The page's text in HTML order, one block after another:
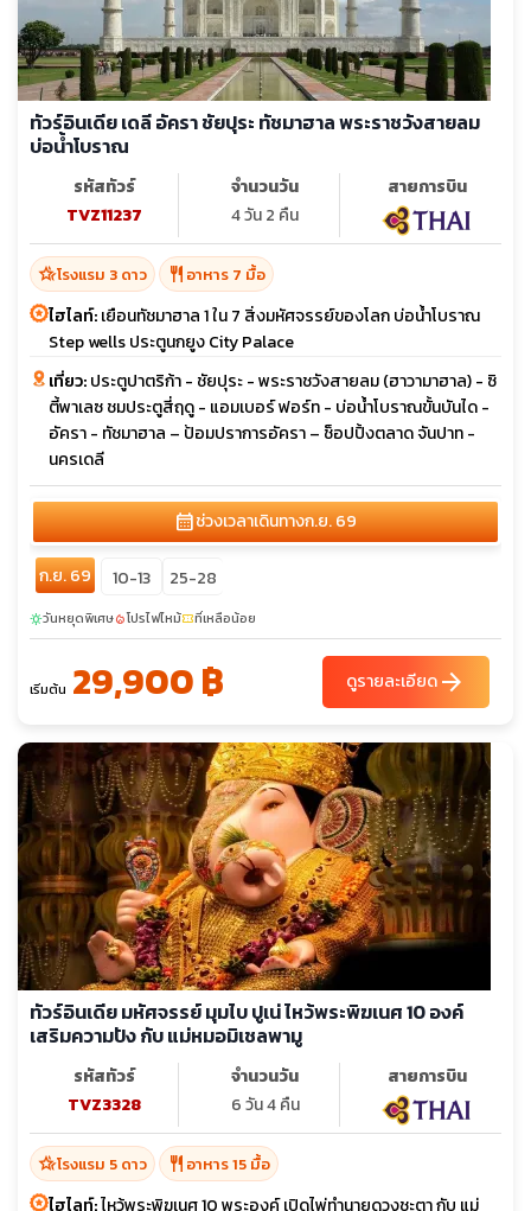
ทัวร์อินเดีย เดลี อัครา ชัยปุระ ทัชมาฮาล พระราชวังสายลม
บ่อน้ำโบราณ
รหัสทัวร์
TVZ11237
จำนวนวัน
4 วัน 2 คืน
สายการบิน
hotel_classโรงแรม 3 ดาว restaurant อาหาร 7 มื้อ
ไฮไลท์:เยือนทัชมาฮาล 1 ใน 7 สิ่งมหัศจรรย์ของโลก บ่อน้ำโบราณ
Step wells ประตูนกยูง City Palace
เที่ยว:ประตูปาตริก้า - ชัยปุระ - พระราชวังสายลม (ฮาวามาฮาล) - ซิ
ตี้พาเลซ ชมประตูสี่ฤดู - แอมเบอร์ ฟอร์ท - บ่อน้ำโบราณขั้นบันได -
อัครา - ทัชมาฮาล – ป้อมปราการอัครา – ช็อปปิ้งตลาด จันปาท -
นครเดลี
calendar_monthช่วงเวลาเดินทางก.ย. 69
ก.ย. 69 10-13 25-28
sunnyวันหยุดพิเศษlocal_fire_departmentโปรไฟไหม้confirmation_numberที่เหลือน้อย
เริ่มต้น 29,900 ฿ ดูรายละเอียดarrow_forward
ทัวร์อินเดีย มหัศจรรย์ มุมไบ ปูเน่ ไหว้พระพิฆเนศ 10 องค์
เสริมความปัง กับ แม่หมอมิเชลพามู
รหัสทัวร์
TVZ3328
จำนวนวัน
6 วัน 4 คืน
สายการบิน
hotel_classโรงแรม 5 ดาว restaurant อาหาร 15 มื้อ
ไฮไลท์:ไหว้พระพิฆเนศ 10 พระองค์ เปิดไพ่ทำนายดวงชะตา กับ แม่